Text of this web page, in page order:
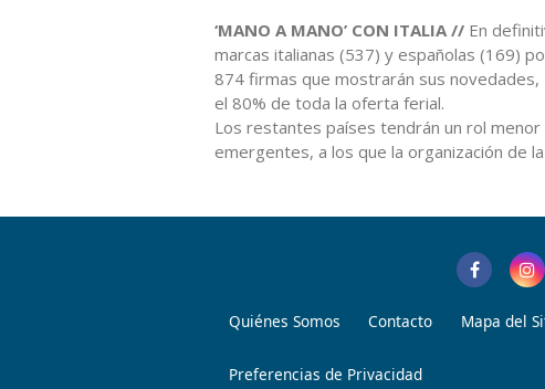
‘MANO A MANO’ CON ITALIA // En
marcas italianas (537) y españolas (169)
874 firmas que mostrarán sus
el 80% de toda la oferta ferial.
Los restantes países tendrán un rol
emergentes, a los que la organización de
Quiénes Somos Contacto Mapa del
Preferencias de Privacidad